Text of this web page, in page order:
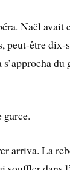
Naël avait
peut-être dix-
du
arriva. La